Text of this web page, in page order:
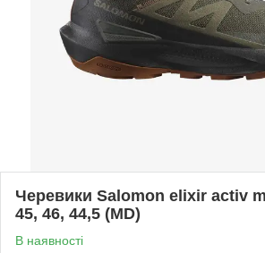
Черевики Salomon elixir activ
45, 46, 44,5 (MD)
В наявності